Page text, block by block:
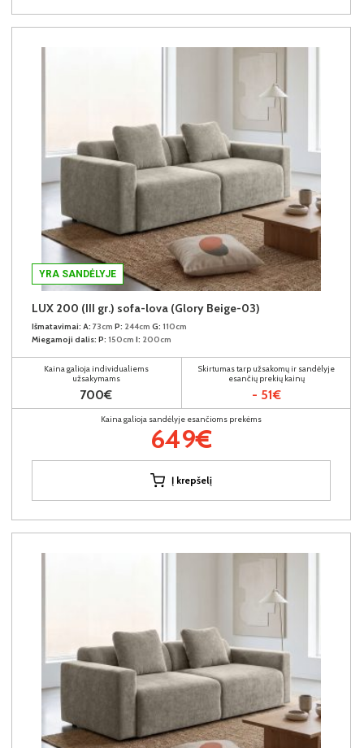
YRA SANDĖLYJE
LUX 200 (III gr.) sofa-lova (Glory Beige-03)
Išmatavimai: A: 73cm P: 244cm G: 110cm
Miegamoji dalis: P: 150cm I: 200cm
Kaina galioja individualiems
užsakymams
700€
Skirtumas tarp užsakomų ir sandėlyje
esančių prekių kainų
- 51€
Kaina galioja sandėlyje esančioms prekėms
649€
Į krepšelį